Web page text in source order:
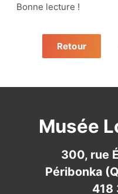
Actualités
Bonne lecture !
Retour
Musée
300, rue
Péribonka
418